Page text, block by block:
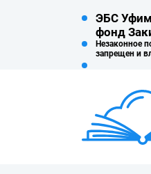
ЭБС
фонд
Незаконное
запрещен и